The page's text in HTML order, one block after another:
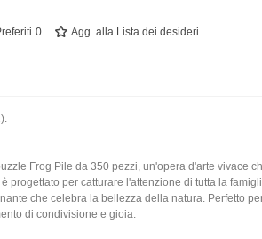
0 Agg. alla Lista dei desideri
Frog Pile da 350 pezzi, un'opera d'arte vivace
progettato per catturare l'attenzione di tutta la
che celebra la bellezza della natura. Perfetto
di condivisione e gioia.